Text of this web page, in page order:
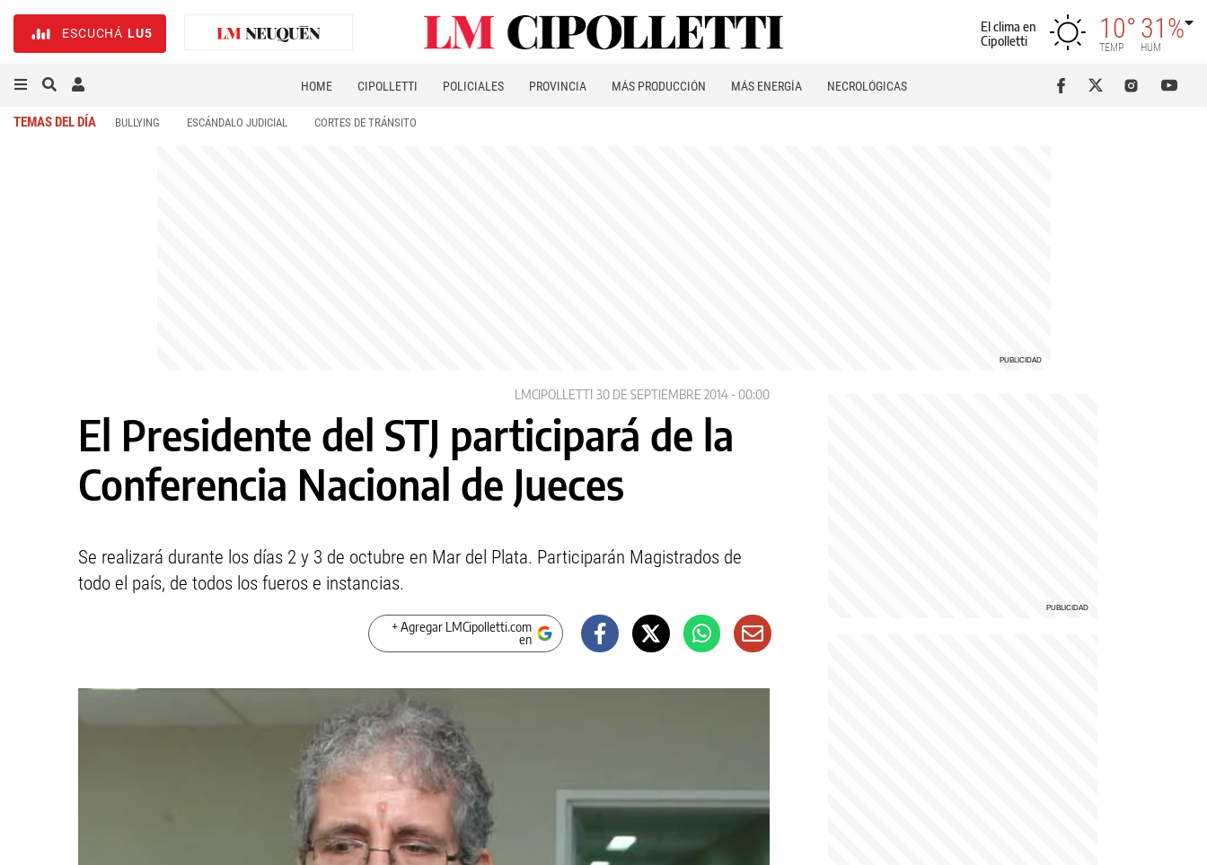
ESCUCHÁ LU5
El clima en
Cipolletti
10°
TEMP
31%
HUM
HOME CIPOLLETTI POLICIALES PROVINCIA MÁS PRODUCCIÓN MÁS ENERGÍA NECROLÓGICAS
TEMAS DEL DÍA BULLYING ESCÁNDALO JUDICIAL CORTES DE TRÁNSITO
LMCIPOLLETTI 30 DE SEPTIEMBRE 2014 - 00:00
El Presidente del STJ participará de la
Conferencia Nacional de Jueces
Se realizará durante los días 2 y 3 de octubre en Mar del Plata. Participarán Magistrados de
todo el país, de todos los fueros e instancias.
+ Agregar LMCipolletti.com
en